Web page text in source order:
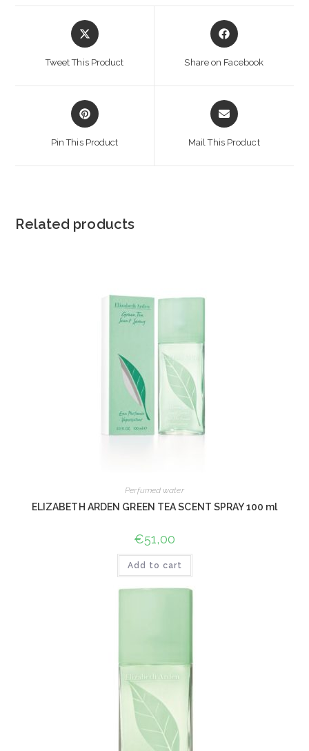
Opens
in
Tweet This Product
Opens
in
Share on Facebook
Opens
in
Pin This Product
Opens
in
Mail This Product
Related products
Perfumed water
ELIZABETH ARDEN GREEN TEA SCENT SPRAY 100 ml
€51,00
Add to cart